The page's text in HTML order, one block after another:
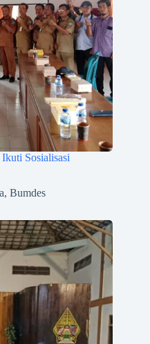
Sosialisasi
, Bumdes